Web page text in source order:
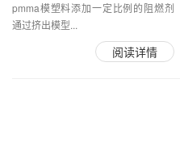
pmma模塑料添加一定比例的阻燃剂
通过挤出模型...
阅读详情